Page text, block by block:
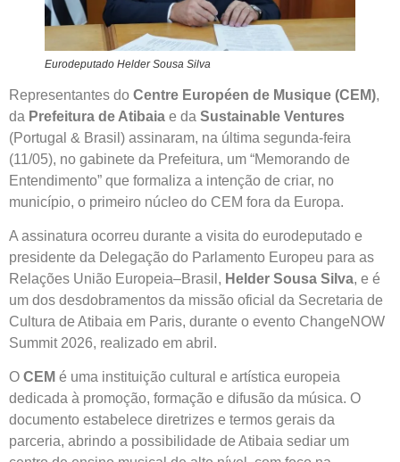
Eurodeputado Helder Sousa Silva
Representantes do Centre Européen de Musique (CEM),
da Prefeitura de Atibaia e da Sustainable Ventures
(Portugal & Brasil) assinaram, na última segunda-feira
(11/05), no gabinete da Prefeitura, um “Memorando de
Entendimento” que formaliza a intenção de criar, no
município, o primeiro núcleo do CEM fora da Europa.
A assinatura ocorreu durante a visita do eurodeputado e
presidente da Delegação do Parlamento Europeu para as
Relações União Europeia–Brasil, Helder Sousa Silva, e é
um dos desdobramentos da missão oficial da Secretaria de
Cultura de Atibaia em Paris, durante o evento ChangeNOW
Summit 2026, realizado em abril.
O CEM é uma instituição cultural e artística europeia
dedicada à promoção, formação e difusão da música. O
documento estabelece diretrizes e termos gerais da
parceria, abrindo a possibilidade de Atibaia sediar um